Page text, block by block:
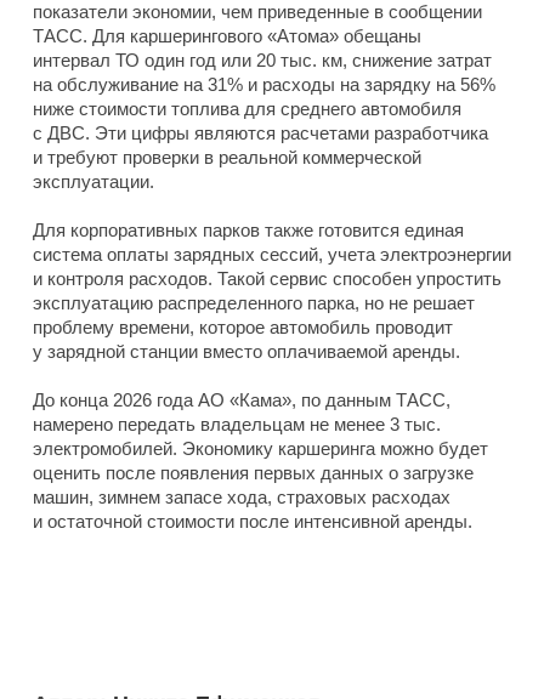
показатели экономии, чем приведенные в сообщении
ТАСС. Для каршерингового «Атома» обещаны
интервал ТО один год или 20 тыс. км, снижение затрат
на обслуживание на 31% и расходы на зарядку на 56%
ниже стоимости топлива для среднего автомобиля
с ДВС. Эти цифры являются расчетами разработчика
и требуют проверки в реальной коммерческой
эксплуатации.
Для корпоративных парков также готовится единая
система оплаты зарядных сессий, учета электроэнергии
и контроля расходов. Такой сервис способен упростить
эксплуатацию распределенного парка, но не решает
проблему времени, которое автомобиль проводит
у зарядной станции вместо оплачиваемой аренды.
До конца 2026 года АО «Кама», по данным ТАСС,
намерено передать владельцам не менее 3 тыс.
электромобилей. Экономику каршеринга можно будет
оценить после появления первых данных о загрузке
машин, зимнем запасе хода, страховых расходах
и остаточной стоимости после интенсивной аренды.